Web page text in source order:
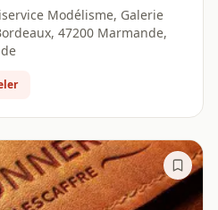
Modélisme, Galerie
47200 Marmande,